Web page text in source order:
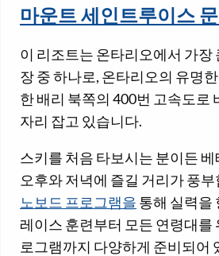
마운트 세인트루이스
이 리조트는 온타리오에서 가장
장 중 하나로, 온타리오의 유명
한 배리 북쪽의 400번 고속도로
자리 잡고 있습니다.
스키를 처음 타보시는 분이든
오후와 저녁에 즐길 거리가 풍
노보드 프로그램을 통해 실력을
레이스 훈련부터 모든 연령대를
로그램까지 다양하게 준비되어